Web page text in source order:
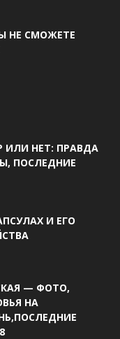
НЕ СМОЖЕТЕ
НЕТ: ПРАВДА
ПОСЛЕДНИЕ
И ЕГО
— ФОТО,
НА